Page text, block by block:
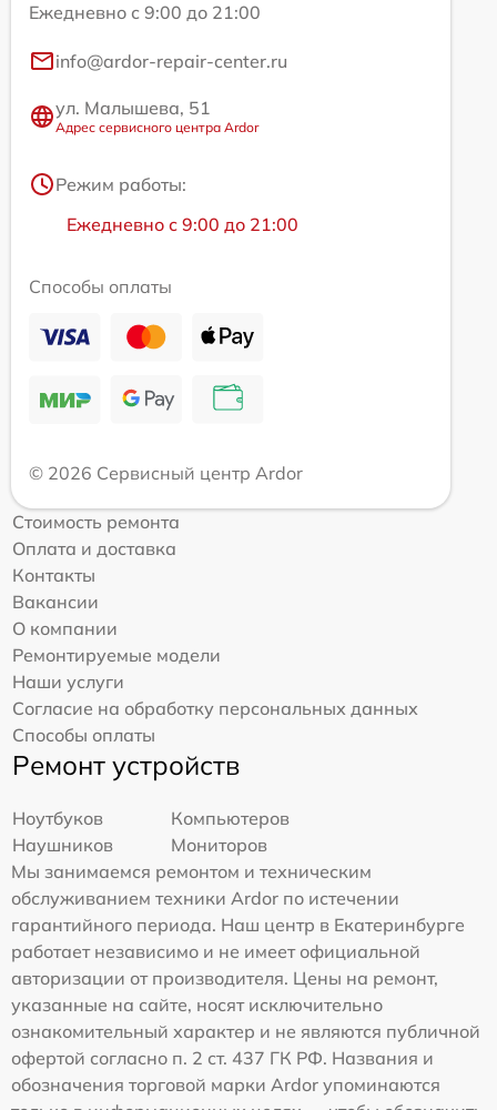
Ежедневно с 9:00 до 21:00
info@ardor-repair-center.ru
ул. Малышева, 51
Адрес сервисного центра Ardor
Режим работы:
Ежедневно с 9:00 до 21:00
Способы оплаты
© 2026 Сервисный центр Ardor
Стоимость ремонта
Оплата и доставка
Контакты
Вакансии
О компании
Ремонтируемые модели
Наши услуги
Согласие на обработку персональных данных
Способы оплаты
Ремонт устройств
Ноутбуков
Компьютеров
Наушников
Мониторов
Мы занимаемся ремонтом и техническим
обслуживанием техники Ardor по истечении
гарантийного периода. Наш центр в Екатеринбурге
работает независимо и не имеет официальной
авторизации от производителя. Цены на ремонт,
указанные на сайте, носят исключительно
ознакомительный характер и не являются публичной
офертой согласно п. 2 ст. 437 ГК РФ. Названия и
обозначения торговой марки Ardor упоминаются